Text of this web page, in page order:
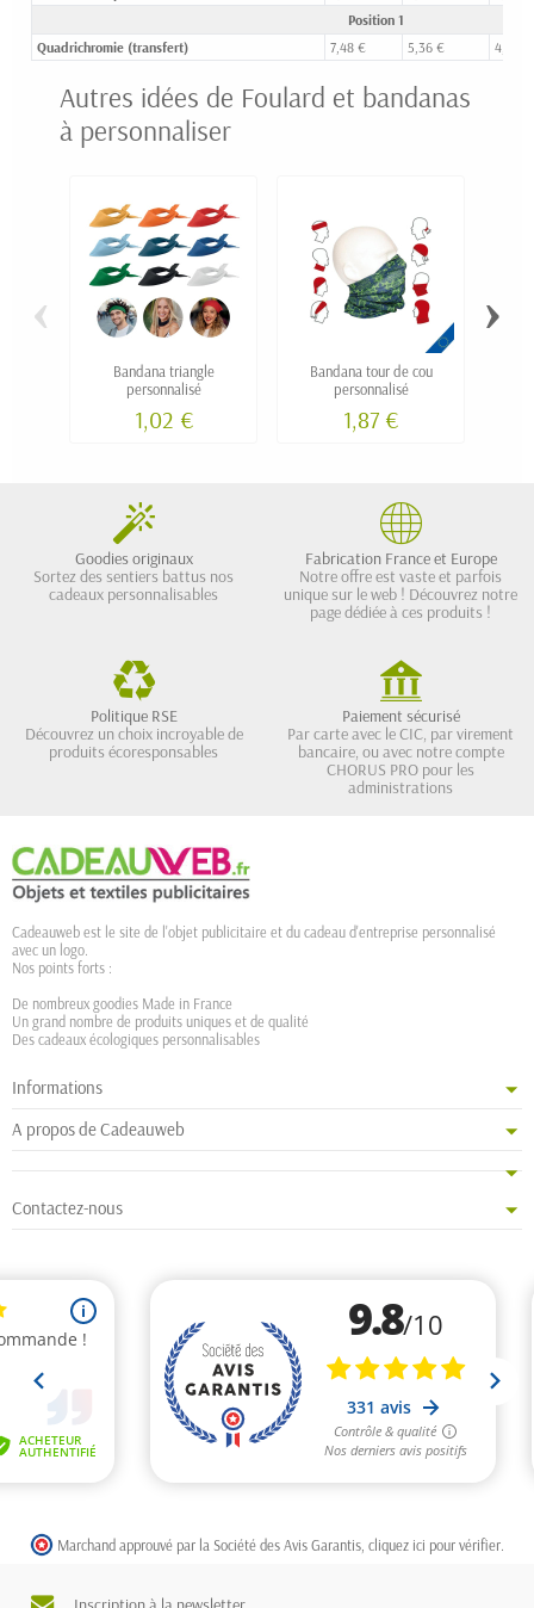
Position 1
Quadrichromie (transfert)
7,48 € 5,36 € 4,12 €
Autres idées de Foulard et bandanas
à personnaliser
Bandana triangle
personnalisé
1,02 €
Bandana tour de cou
personnalisé
1,87 €
‹ ›
Goodies originaux
Sortez des sentiers battus nos
cadeaux personnalisables
Fabrication France et Europe
Notre offre est vaste et parfois
unique sur le web ! Découvrez notre
page dédiée à ces produits !
Politique RSE
Découvrez un choix incroyable de
produits écoresponsables
Paiement sécurisé
Par carte avec le CIC, par virement
bancaire, ou avec notre compte
CHORUS PRO pour les
administrations
Cadeauweb est le site de l'objet publicitaire et du cadeau d'entreprise personnalisé
avec un logo.
Nos points forts :
De nombreux goodies Made in France
Un grand nombre de produits uniques et de qualité
Des cadeaux écologiques personnalisables
Informations
A propos de Cadeauweb
Contactez-nous
Marchand approuvé par la Société des Avis Garantis, cliquez ici pour vérifier